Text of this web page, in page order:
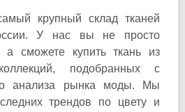
крупный склад тканей
У нас вы не просто
а сможете купить ткань из
подобранных с
анализа рынка моды. Мы
трендов по цвету и